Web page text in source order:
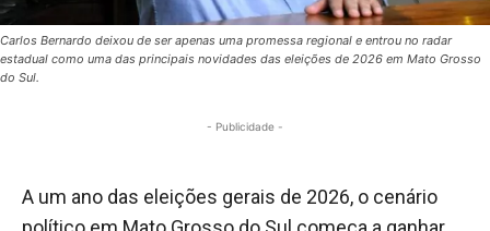
Carlos Bernardo deixou de ser apenas uma promessa regional e entrou no radar
estadual como uma das principais novidades das eleições de 2026 em Mato Grosso
do Sul.
- Publicidade -
A um ano das eleições gerais de 2026, o cenário